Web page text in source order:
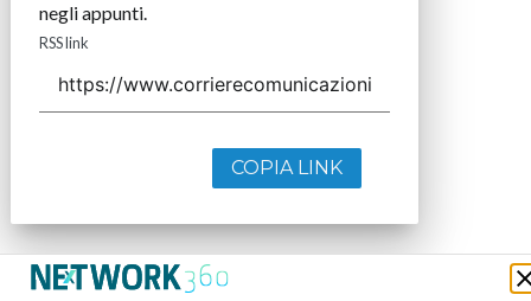
negli appunti.
RSS link
COPIA LINK